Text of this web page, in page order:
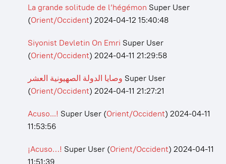
La grande solitude de l’hégémon Super User
(Orient/Occident) 2024-04-12 15:40:48
Siyonist Devletin On Emri Super User
(Orient/Occident) 2024-04-11 21:29:58
وصايا الدولة الصهيونية العشر Super User
(Orient/Occident) 2024-04-11 21:27:21
Acuso...! Super User (Orient/Occident) 2024-04-11
11:53:56
¡Acuso…! Super User (Orient/Occident) 2024-04-11